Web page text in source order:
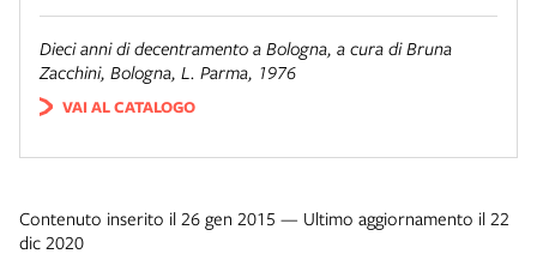
Dieci anni di decentramento a Bologna, a cura di Bruna
Zacchini, Bologna, L. Parma, 1976
VAI AL CATALOGO
Contenuto inserito il 26 gen 2015 — Ultimo aggiornamento il 22
dic 2020